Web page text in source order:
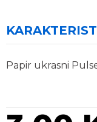
Papir ukrasni